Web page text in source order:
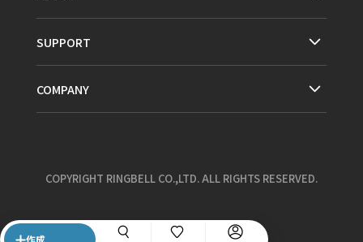
SUPPORT
COMPANY
COPYRIGHT RINGBELL CO.,LTD. ALL RIGHTS RESERVED.
作成